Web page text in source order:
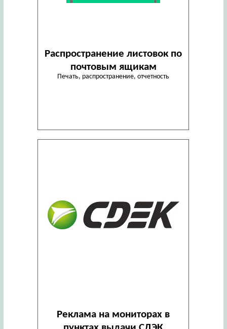
Распространение листовок по
почтовым ящикам
Печать, распространение, отчетность
Реклама на мониторах в